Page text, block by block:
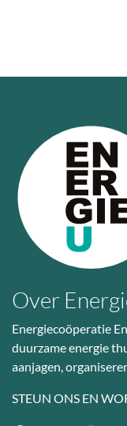
Over
Energiecoöperatie
duurzame energie
aanjagen,
STEUN ONS EN